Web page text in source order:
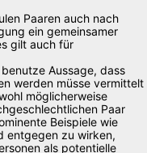
Paaren auch nach
ein gemeinsamer
gilt auch für
Aussage, dass
werden müsse vermittelt
möglicherweise
Paar
Beispiele wie
entgegen zu wirken,
als potentielle